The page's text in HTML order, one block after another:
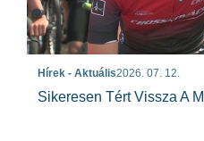
Hírek - Aktuális2026. 07. 12.
Sikeresen Tért Vissza A